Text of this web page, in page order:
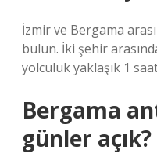
İzmir ve Bergama
bulun. İki şehir
yolculuk yaklaşık 1
Bergama
günler açık?